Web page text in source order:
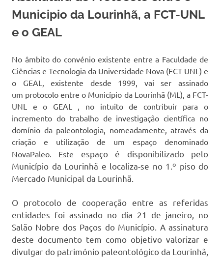
Municipio da Lourinhã, a FCT-UNL
e o GEAL
No âmbito do convénio existente entre a Faculdade de
Ciências e Tecnologia da Universidade Nova (FCT-UNL) e
o GEAL, existente desde 1999, vai ser assinado
um protocolo entre o Município da Lourinhã (ML), a FCT-
UNL e o GEAL , no intuito de contribuir para o
incremento do trabalho de investigação científica no
domínio da paleontologia, nomeadamente, através da
criação e utilização de um espaço denominado
NovaPaleo. Este espaço é disponibilizado pelo
Município da Lourinhã e localiza-se no 1.º piso do
Mercado Municipal da Lourinhã.
O protocolo de cooperação entre as referidas
entidades foi assinado no dia 21 de janeiro, no
Salão Nobre dos Paços do Município. A assinatura
deste documento tem como objetivo valorizar e
divulgar do património paleontológico da Lourinhã,